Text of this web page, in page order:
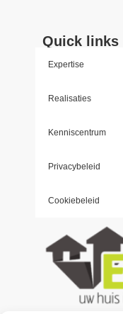
Quick links
Expertise
Realisaties
Kenniscentrum
Privacybeleid
Cookiebeleid